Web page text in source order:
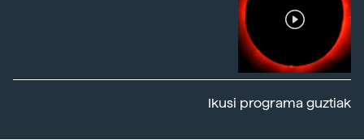
Ikusi programa guztiak